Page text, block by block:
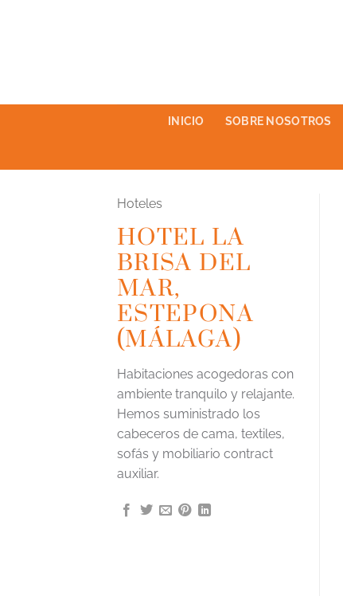
INICIO SOBRE NOSOTROS
Hoteles
HOTEL LA
BRISA DEL
MAR,
ESTEPONA
(MÁLAGA)
Habitaciones acogedoras con
ambiente tranquilo y relajante.
Hemos suministrado los
cabeceros de cama, textiles,
sofás y mobiliario contract
auxiliar.